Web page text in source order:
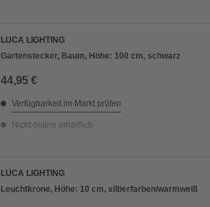
LUCA LIGHTING
Gartenstecker, Baum, Höhe: 100 cm, schwarz
44,95 €
Verfügbarkeit im Markt prüfen
Nicht online erhältlich
LUCA LIGHTING
Leuchtkrone, Höhe: 10 cm, silberfarben/warmweiß